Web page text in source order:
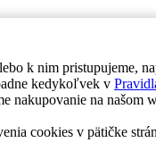
k nim pristupujeme,
kedykoľvek v
nakupovanie na našom
cookies v pätičke